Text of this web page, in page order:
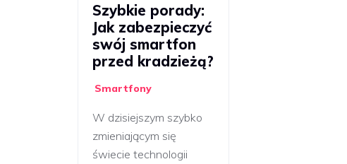
Szybkie porady:
Jak zabezpieczyć
swój smartfon
przed kradzieżą?
Smartfony
W dzisiejszym szybko
zmieniającym się
świecie technologii